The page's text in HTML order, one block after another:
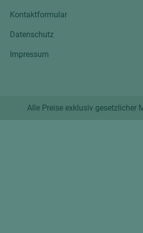
Kontaktformular
Datenschutz
Impressum
Alle Preise exklusiv gesetzlicher